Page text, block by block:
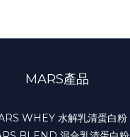
MARS產品
WHEY 水解乳清蛋白粉